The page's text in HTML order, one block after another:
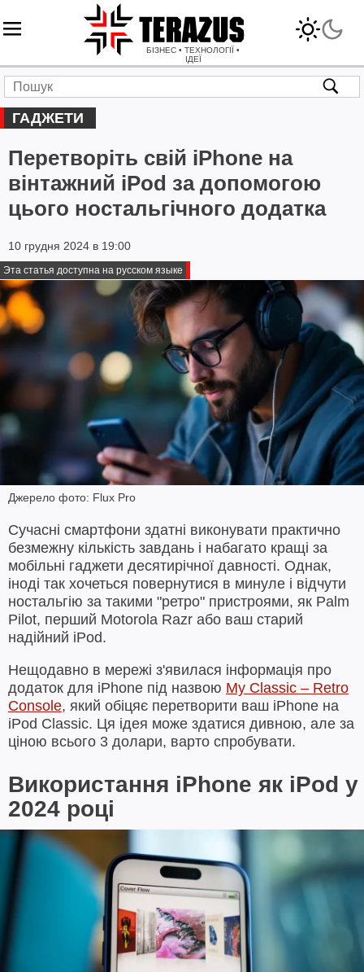
БІЗНЕС • ТЕХНОЛОГІЇ •
ІДЕЇ
ГАДЖЕТИ
Перетворіть свій iPhone на
вінтажний iPod за допомогою
цього ностальгічного додатка
10 грудня 2024 в 19:00
Эта статья доступна на русском языке
Джерело фото: Flux Pro
Сучасні смартфони здатні виконувати практично
безмежну кількість завдань і набагато кращі за
мобільні гаджети десятирічної давності. Однак,
іноді так хочеться повернутися в минуле і відчути
ностальгію за такими "ретро" пристроями, як Palm
Pilot, перший Motorola Razr або ваш старий
надійний iPod.
Нещодавно в мережі з'явилася інформація про
додаток для iPhone під назвою My Classic – Retro
Console, який обіцяє перетворити ваш iPhone на
iPod Classic. Ця ідея може здатися дивною, але за
ціною всього 3 долари, варто спробувати.
Використання iPhone як iPod у
2024 році